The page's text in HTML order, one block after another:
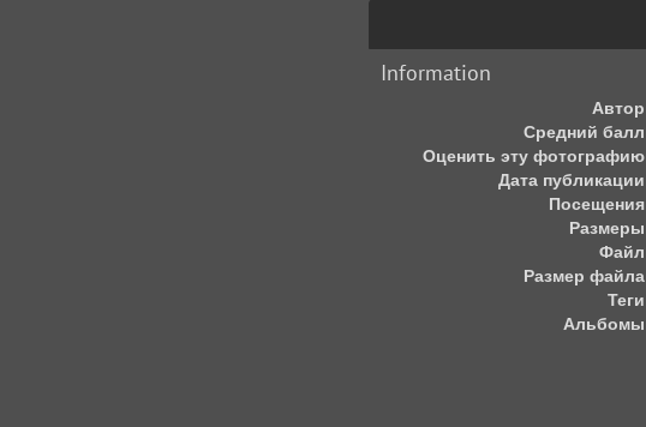
Information
Автор
Средний балл
Оценить эту фотографию
Дата публикации
Посещения
Размеры
Файл
Размер файла
Теги
Альбомы